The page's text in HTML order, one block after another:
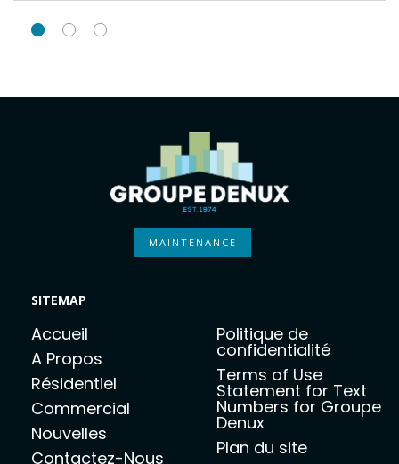
MAINTENANCE
SITEMAP
Accueil
A Propos
Résidentiel
Commercial
Nouvelles
Contactez-Nous
Politique de
confidentialité
Terms of Use
Statement for Text
Numbers for Groupe
Denux
Plan du site